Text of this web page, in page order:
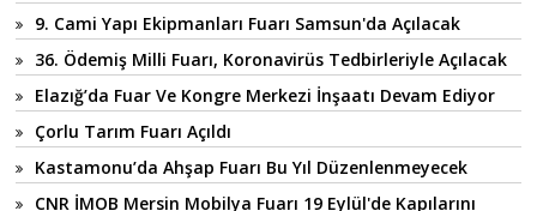
9. Cami Yapı Ekipmanları Fuarı Samsun'da Açılacak
36. Ödemiş Milli Fuarı, Koronavirüs Tedbirleriyle Açılacak
Elazığ’da Fuar Ve Kongre Merkezi İnşaatı Devam Ediyor
Çorlu Tarım Fuarı Açıldı
Kastamonu’da Ahşap Fuarı Bu Yıl Düzenlenmeyecek
CNR İMOB Mersin Mobilya Fuarı 19 Eylül'de Kapılarını